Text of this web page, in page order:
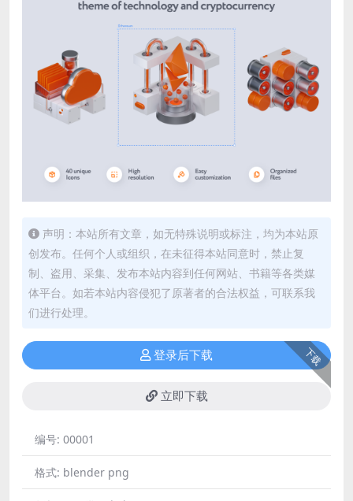
声明：本站所有文章，如无特殊说明或标注，均为本站原
创发布。任何个人或组织，在未征得本站同意时，禁止复
制、盗用、采集、发布本站内容到任何网站、书籍等各类媒
体平台。如若本站内容侵犯了原著者的合法权益，可联系我
们进行处理。
下载
登录后下载
立即下载
编号: 00001
格式: blender png